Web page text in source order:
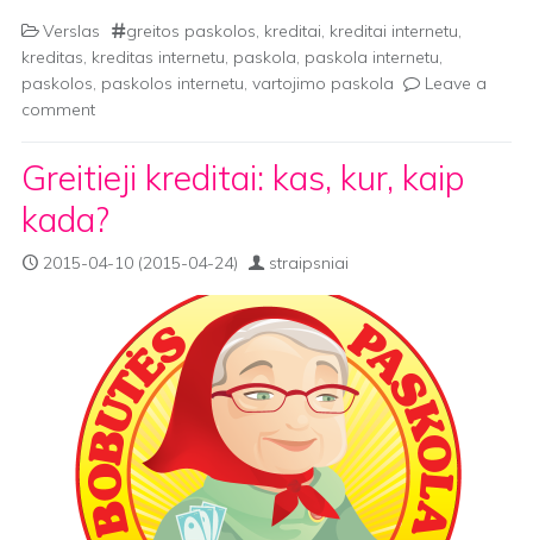
Verslas greitos paskolos, kreditai, kreditai internetu,
kreditas, kreditas internetu, paskola, paskola internetu,
paskolos, paskolos internetu, vartojimo paskola
Leave a
comment
Greitieji kreditai: kas, kur, kaip
kada?
2015-04-10 (2015-04-24) straipsniai